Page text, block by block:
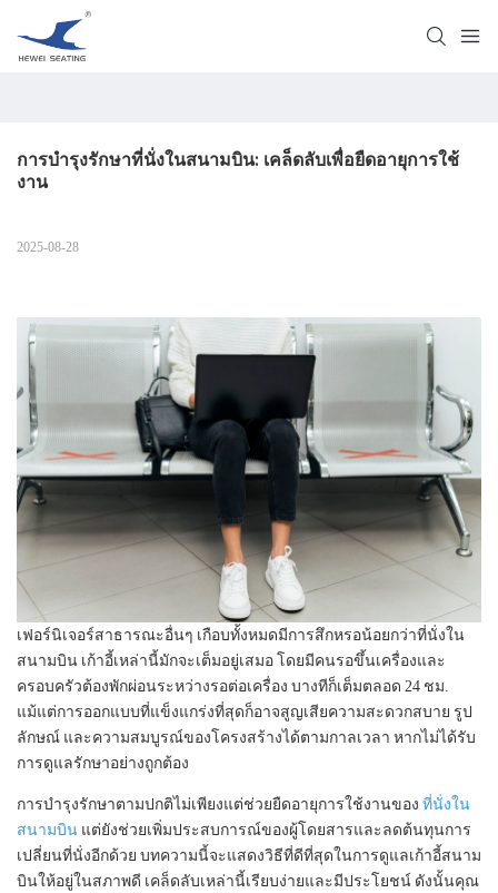
การบำรุงรักษาที่นั่งในสนามบิน: เคล็ดลับเพื่อยืดอายุการใช้
งาน
2025-08-28
เฟอร์นิเจอร์สาธารณะอื่นๆ เกือบทั้งหมดมีการสึกหรอน้อยกว่าที่นั่งใน
สนามบิน เก้าอี้เหล่านี้มักจะเต็มอยู่เสมอ โดยมีคนรอขึ้นเครื่องและ
ครอบครัวต้องพักผ่อนระหว่างรอต่อเครื่อง บางทีก็เต็มตลอด 24 ชม.
แม้แต่การออกแบบที่แข็งแกร่งที่สุดก็อาจสูญเสียความสะดวกสบาย รูป
ลักษณ์ และความสมบูรณ์ของโครงสร้างได้ตามกาลเวลา หากไม่ได้รับ
การดูแลรักษาอย่างถูกต้อง
การบำรุงรักษาตามปกติไม่เพียงแต่ช่วยยืดอายุการใช้งานของ ที่นั่งใน
สนามบิน แต่ยังช่วยเพิ่มประสบการณ์ของผู้โดยสารและลดต้นทุนการ
เปลี่ยนที่นั่งอีกด้วย บทความนี้จะแสดงวิธีที่ดีที่สุดในการดูแลเก้าอี้สนาม
บินให้อยู่ในสภาพดี เคล็ดลับเหล่านี้เรียบง่ายและมีประโยชน์ ดังนั้นคุณ